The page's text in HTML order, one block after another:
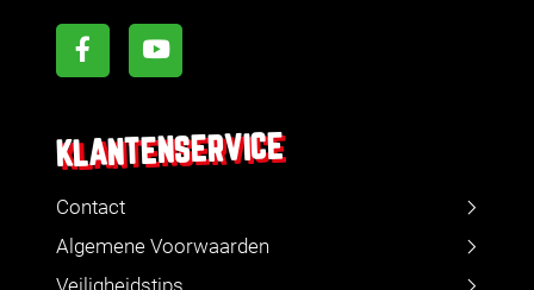
KLANTENSERVICE
Contact
Algemene Voorwaarden
Veiligheidstips